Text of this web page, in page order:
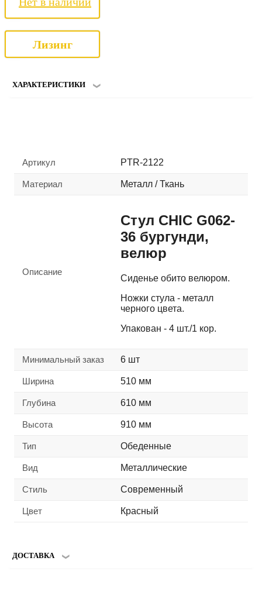
Лизинг
ХАРАКТЕРИСТИКИ
Артикул PTR-2122
Материал Металл / Ткань
Описание
Стул CHIC G062-
36 бургунди,
велюр
Сиденье обито велюром.
Ножки стула - металл
черного цвета.
Упакован - 4 шт./1 кор.
Минимальный заказ 6 шт
Ширина 510 мм
Глубина 610 мм
Высота 910 мм
Тип Обеденные
Вид Металлические
Стиль Современный
Цвет Красный
ДОСТАВКА